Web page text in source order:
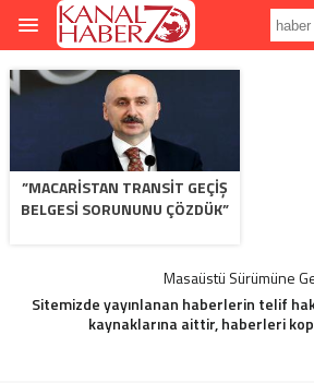
”MACARISTAN TRANSIT GEÇIŞ
BELGESI SORUNUNU ÇÖZDÜK”
Masaüstü Sürümüne
Sitemizde yayınlanan haberlerin telif
kaynaklarına aittir, haberleri